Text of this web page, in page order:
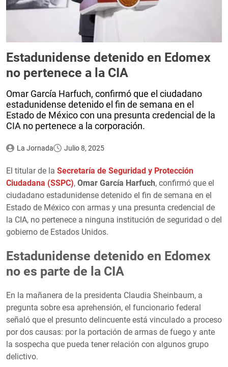
Estadunidense detenido en Edomex
no pertenece a la CIA
Omar García Harfuch, confirmó que el ciudadano
estadunidense detenido el fin de semana en el
Estado de México con una presunta credencial de la
CIA no pertenece a la corporación.
La Jornada Julio 8, 2025
El titular de la Secretaría de Seguridad y Protección
Ciudadana (SSPC), Omar García Harfuch, confirmó que el
ciudadano estadunidense detenido el fin de semana en el
Estado de México con armas y una presunta credencial de
la CIA, no pertenece a ninguna institución de seguridad o del
gobierno de Estados Unidos.
Estadunidense detenido en Edomex
no es parte de la CIA
En la mañanera de la presidenta Claudia Sheinbaum, a
pregunta sobre esa aprehensión, el funcionario federal
señaló que el presunto delincuente está vinculado a proceso
por dos causas: por la portación de armas de fuego y ante
la sospecha que pueda tener relación con algunos grupo
delictivo.